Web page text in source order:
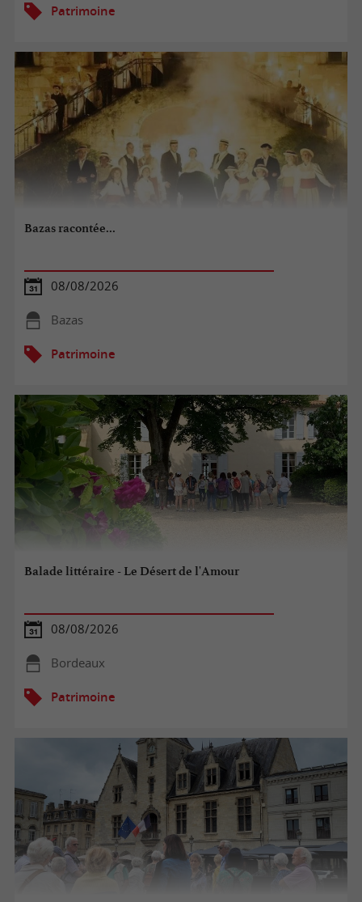
Patrimoine
Bazas racontée...
08/08/2026
Bazas
Patrimoine
Balade littéraire - Le Désert de l'Amour
08/08/2026
Bordeaux
Patrimoine